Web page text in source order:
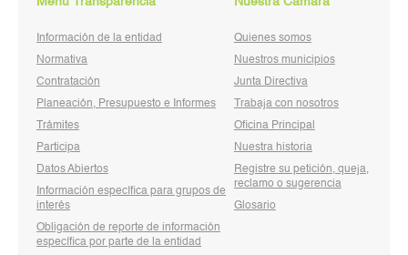
Información de la entidad
Normativa
Contratación
Planeación, Presupuesto e Informes
Trámites
Participa
Datos Abiertos
Información específica para grupos de
interés
Obligación de reporte de información
específica por parte de la entidad
Quienes somos
Nuestros municipios
Junta Directiva
Trabaja con nosotros
Oficina Principal
Nuestra historia
Registre su petición, queja,
reclamo o sugerencia
Glosario